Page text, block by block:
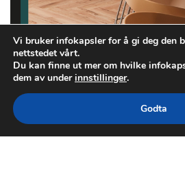
Vi bruker infokapsler for å gi deg den
nettstedet vårt.
Du kan finne ut mer om hvilke
dem av underinnstillinger.
Godta